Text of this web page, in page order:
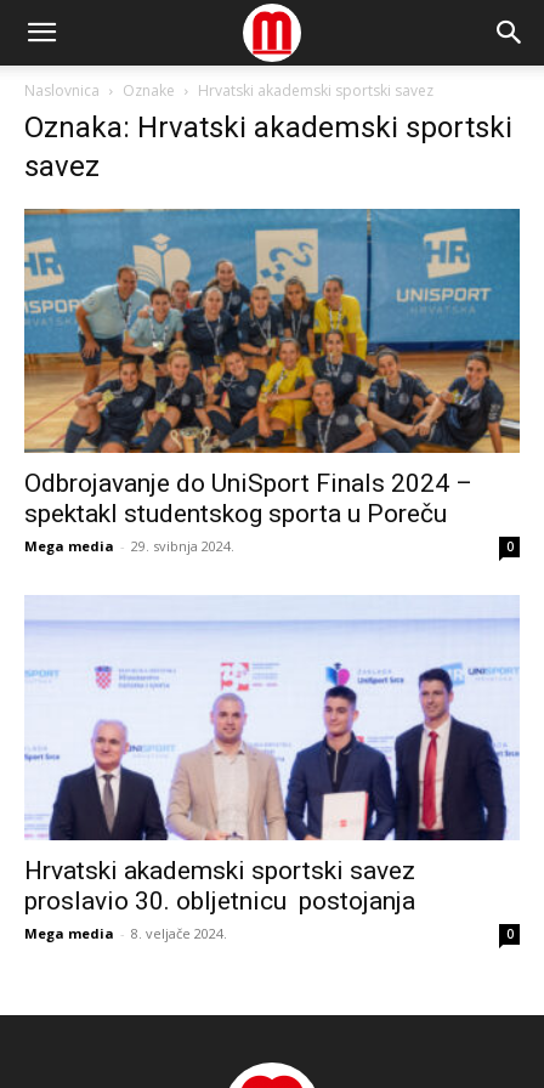
Naslovnica Oznake Hrvatski akademski sportski savez
Oznaka: Hrvatski akademski sportski
savez
Odbrojavanje do UniSport Finals 2024 –
spektakl studentskog sporta u Poreču
Mega media - 29. svibnja 2024. 0
Hrvatski akademski sportski savez
proslavio 30. obljetnicu postojanja
Mega media - 8. veljače 2024. 0